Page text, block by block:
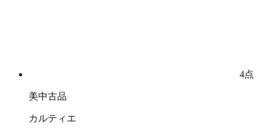
4点
美中古品
カルティエ